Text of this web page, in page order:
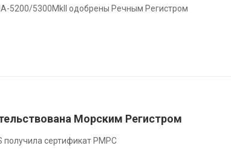
5200/5300MkII одобрены Речным Регистром
Морским Регистром
получила сертификат РМРС